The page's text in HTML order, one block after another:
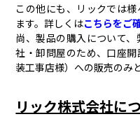
この他にも、リックでは
ます。詳しくはこちらをご
尚、製品の購入について
社・卸問屋のため、口座
装工事店様）への販売のみ
リック株式会社に